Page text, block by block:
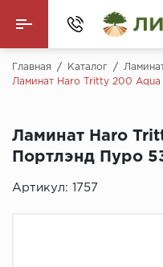
Назад
Кварцвинил (LVT)
Главная / Каталог /
Ламинат Haro Tritty 200
Ламинат Haro
Портлэнд Пуро
Артикул: 1757